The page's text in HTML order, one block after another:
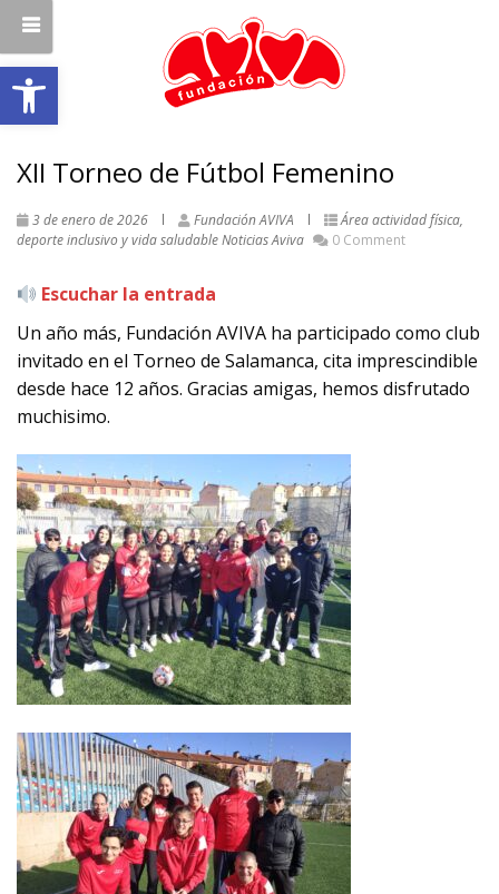
Abrir barra de herramientas
XII Torneo de Fútbol Femenino
3 de enero de 2026 Fundación AVIVA
Área actividad física,
deporte inclusivo y vida saludableNoticias Aviva 0 Comment
Escuchar la entrada
Un año más, Fundación AVIVA ha participado como club
invitado en el Torneo de Salamanca, cita imprescindible
desde hace 12 años. Gracias amigas, hemos disfrutado
muchisimo.